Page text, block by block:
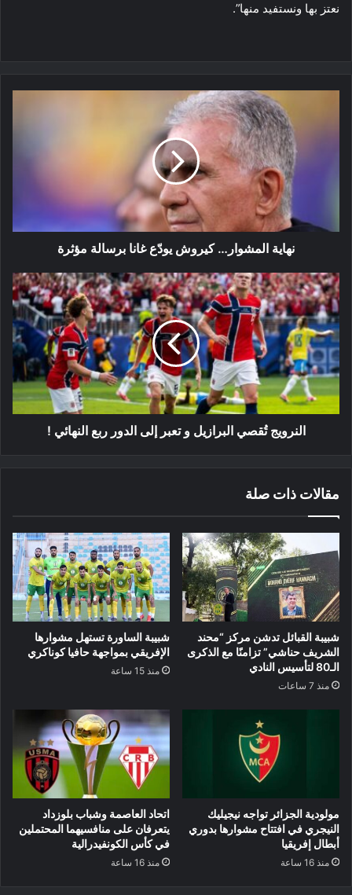
نعتز بها ونستفيد منها”.
نهاية المشوار… كيروش يودّع غانا برسالة مؤثرة
النرويج
تُقصي
البرازيل
و
تعبر
إلى
الدور
ربع
النهائي
النرويج تُقصي البرازيل و تعبر إلى الدور ربع النهائي !
مقالات ذات صلة
شبيبة القبائل تدشن مركز “محند
الشريف حناشي” تزامنًا مع الذكرى
الـ80 لتأسيس النادي
منذ 7 ساعات
شبيبة الساورة تستهل مشوارها
الإفريقي بمواجهة حافيا كوناكري
منذ 15 ساعة
مولودية الجزائر تواجه نيجيليك
النيجري في افتتاح مشوارها بدوري
أبطال إفريقيا
منذ 16 ساعة
اتحاد العاصمة وشباب بلوزداد
يتعرفان على منافسيهما المحتملين
في كأس الكونفيدرالية
منذ 16 ساعة